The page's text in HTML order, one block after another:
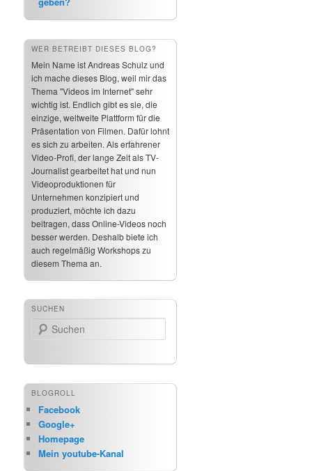
WER BETREIBT DIESES BLOG?
Mein Name ist Andreas Schulz und
ich mache dieses Blog, weil mir das
Thema "Videos im Internet" sehr
wichtig ist. Endlich gibt es sie, die
einzige, weltweite Plattform für die
Präsentation von Filmen. Dafür lohnt
es sich zu arbeiten. Als erfahrener
Video-Profi, der lange Zeit als TV-
Journalist gearbeitet hat und nun
Videoproduktionen für
Unternehmen konzipiert und
produziert, möchte ich dazu
beitragen, dass Online-Videos noch
besser werden. Deshalb biete ich
auch regelmäßig Workshops zu
diesem Thema an.
SUCHEN
Suchen
BLOGROLL
Facebook
Google+
Homepage
Mein youtube-Kanal